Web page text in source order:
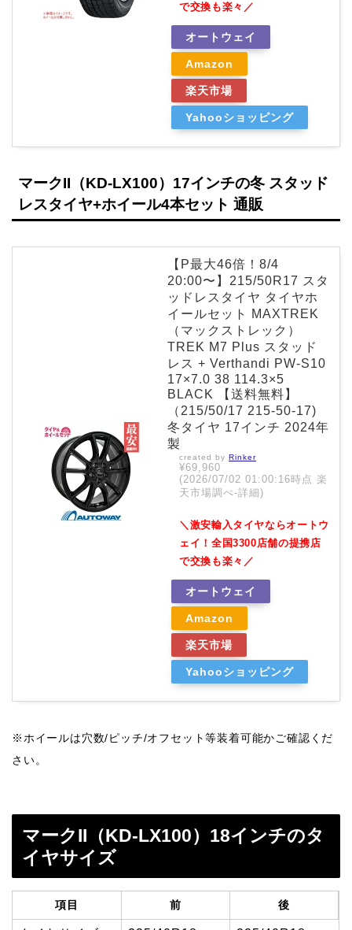
で交換も楽々／
オートウェイ
Amazon
楽天市場
Yahooショッピング
マークII（KD-LX100）17インチの冬 スタッド
レスタイヤ+ホイール4本セット 通販
【P最大46倍！8/4
20:00〜】215/50R17 スタ
ッドレスタイヤ タイヤホ
イールセット MAXTREK
（マックストレック）
TREK M7 Plus スタッド
レス + Verthandi PW-S10
17×7.0 38 114.3×5
BLACK 【送料無料】
（215/50/17 215-50-17)
冬タイヤ 17インチ 2024年
製
created by Rinker
¥69,960
(2026/07/02 01:00:16時点 楽
天市場調べ-詳細)
＼激安輸入タイヤならオートウ
ェイ！全国3300店舗の提携店
で交換も楽々／
オートウェイ
Amazon
楽天市場
Yahooショッピング
※ホイールは穴数/ピッチ/オフセット等装着可能かご確認くだ
さい。
マークII（KD-LX100）18インチのタ
イヤサイズ
項目 前 後